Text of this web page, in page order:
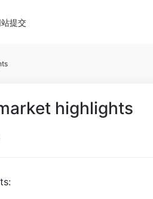
提交
highlights